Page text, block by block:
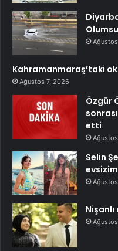
Kahramanmaraş’taki
Ağustos 7, 2026
Özgür
etti
Selin
evsizim